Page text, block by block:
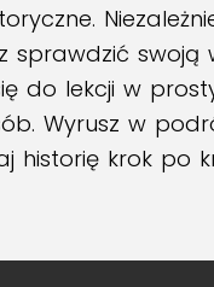
sprawdzić swoją
do lekcji w
Wyrusz w
historię krok po